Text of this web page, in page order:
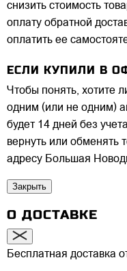
снизить стоимость
оплату обратной
оплатить ее
ЕСЛИ КУПИЛИ В
Чтобы понять, хотите
одним (или не одним)
будет 14 дней без
вернуть или обменять
адресу Большая
Закрыть
О ДОСТАВКЕ
Бесплатная доставка